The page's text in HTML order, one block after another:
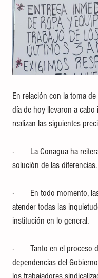
En relación con la toma
día de hoy llevaron a cabo
realizan las siguientes
·        La Conagua ha
solución de las diferencias.
·        En todo
atender todas las
institución en lo general.
·        Tanto en el
dependencias del